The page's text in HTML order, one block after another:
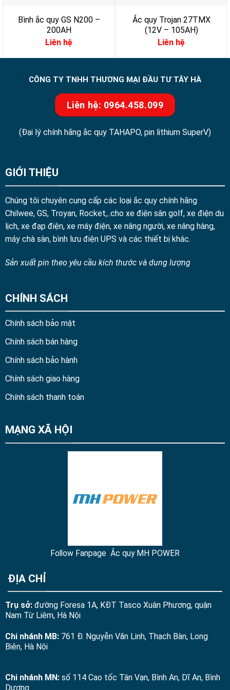
Bình ắc quy GS N200 –
200AH
Liên hệ
Ắc quy Trojan 27TMX
(12V – 105AH)
Liên hệ
CÔNG TY TNHH THƯƠNG MẠI ĐẦU TƯ TÂY HÀ
Liên hệ: 0964.458.099
(Đại lý chính hãng ắc quy TAHAPO, pin lithium SuperV)
GIỚI THIỆU
Chúng tôi chuyên cung cấp các loại ắc quy chính hãng
Chilwee, GS, Troyan, Rocket,..cho xe điện sân golf, xe điện du
lịch, xe đạp điện, xe máy điện, xe nâng người, xe nâng hàng,
máy chà sàn, bình lưu điện UPS và các thiết bị khác.
Sản xuất pin theo yêu cầu kích thước và dung lượng
CHÍNH SÁCH
Chính sách bảo mật
Chính sách bán hàng
Chính sách bảo hành
Chính sách giao hàng
Chính sách thanh toán
MẠNG XÃ HỘI
Follow Fanpage Ắc quy MH POWER
ĐỊA CHỈ
Trụ sở:đường Foresa 1A, KĐT Tasco Xuân Phương, quận
Nam Từ Liêm, Hà Nội
Chi nhánh MB:761 Đ. Nguyễn Văn Linh, Thạch Bàn, Long
Biên, Hà Nội
Chi nhánh MN:số 114 Cao tốc Tân Vạn, Bình An, Dĩ An, Bình
Dương